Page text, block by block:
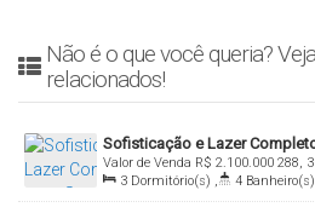
Não é o que você queria?
relacionados!
Sofisticação e Lazer
Estrutura Premium em
R$ 2.100.000
Valor de Venda
288,
Itapema, Santa Catarina, Brasil
3 Dormitório(s) , 4 Banheiro(s)
Sala(s) , 3 Suíte(s) , Total: 142